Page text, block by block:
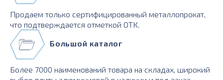
Продаем только сертифицированный металлопрокат,
что подтверждается отметкой ОТК.
Большой каталог
Более 7000 наименований товара на складах, широкий